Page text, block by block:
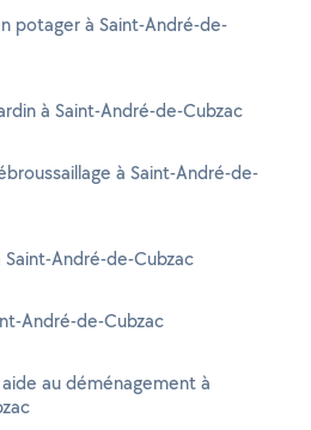
potager à Saint-André-de-
à Saint-André-de-Cubzac
à Saint-André-de-
André-de-Cubzac
André-de-Cubzac
au déménagement à